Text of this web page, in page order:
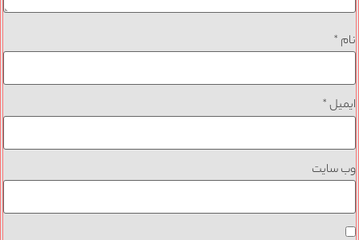
نام *
ایمیل*
وب‌ سایت